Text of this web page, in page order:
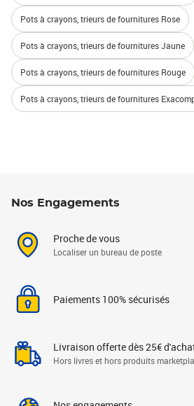
Pots à crayons, trieurs de fournitures Rose
Pots à crayons, trieurs de fournitures Jaune
Pots à crayons, trieurs de fournitures Rouge
Pots à crayons, trieurs de fournitures
Nos Engagements
Proche de vous
Localiser un bureau de poste
Paiements 100% sécurisés
Livraison offerte dès 25€
Hors livres et hors produits